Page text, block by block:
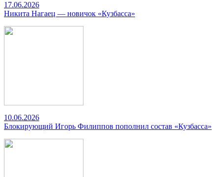
17.06.2026
Никита Нагаец — новичок «Кузбасса»
10.06.2026
Блокирующий Игорь Филиппов пополнил состав «Кузбасса»